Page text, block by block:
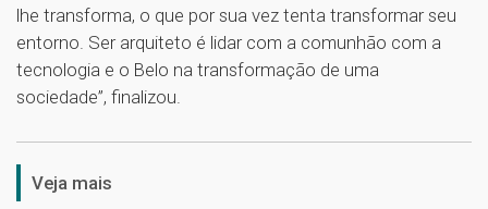
lhe transforma, o que por sua vez tenta transformar seu
entorno. Ser arquiteto é lidar com a comunhão com a
tecnologia e o Belo na transformação de uma
sociedade”, finalizou.
Veja mais